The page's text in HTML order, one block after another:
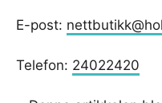
E-post:
Telefon: 24022420